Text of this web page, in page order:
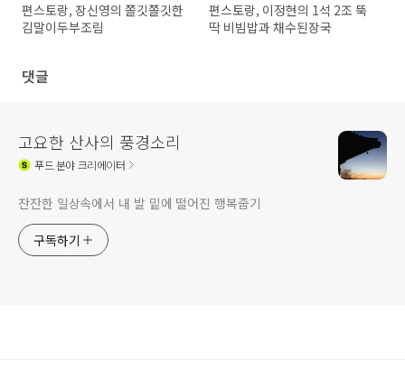
편스토랑, 장신영의 쫄깃쫄깃한
김말이두부조림
편스토랑, 이정현의 1석 2조 뚝
딱 비빔밥과 채수된장국
댓글
고요한 산사의 풍경소리
푸드분야 크리에이터
잔잔한 일상속에서 내 발 밑에 떨어진 행복줍기
구독하기